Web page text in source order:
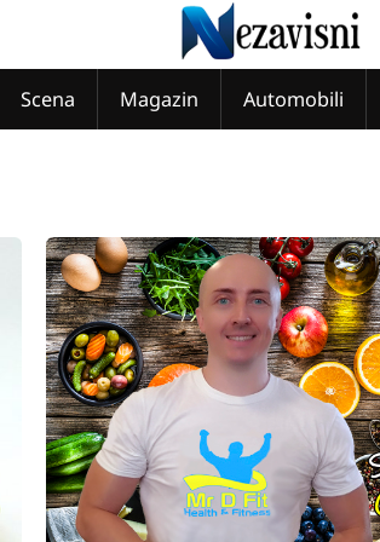
Scena Magazin Automobili